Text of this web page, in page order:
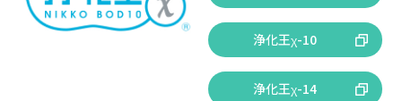
浄化王χ-10
浄化王χ-14